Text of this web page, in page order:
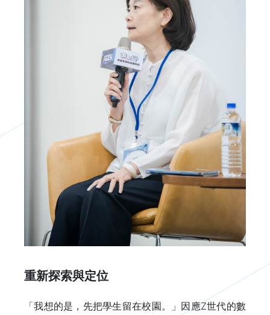
重新探索與定位
「我想的是，先把學生留在校園。」因應Z世代的數